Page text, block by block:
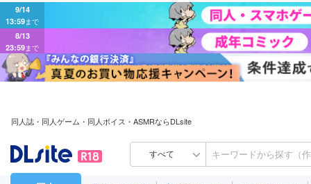
9/14
13:59まで
8/13
23:59まで
同人誌・同人ゲーム・同人ボイス・ASMRならDLsite
すべて